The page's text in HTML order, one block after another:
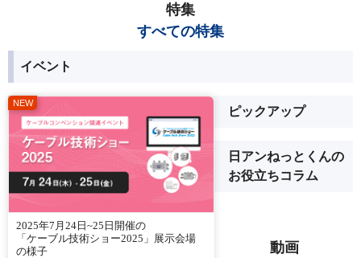
特集
すべての特集
イベント
2025年7月24日~25日開催の
「ケーブル技術ショー2025」展示会場
の様子
ピックアップ
日アンねっとくんの
お役立ちコラム
動画